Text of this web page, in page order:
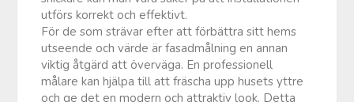
utförs korrekt och effektivt.
För de som strävar efter att förbättra sitt hems
utseende och värde är fasadmålning en annan
viktig åtgärd att överväga. En professionell
målare kan hjälpa till att fräscha upp husets yttre
och ge det en modern och attraktiv look. Detta